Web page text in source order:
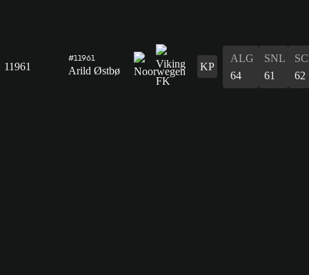
11961
#11961
Arild Østbø KP
ALG
64
SNL
61
62